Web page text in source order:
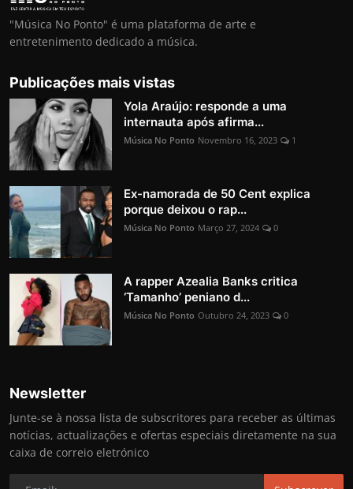
"Música No Ponto" é uma plataforma de arte e
entretenimento dedicado a música.
Publicações mais vistas
Yola Araújo: responde a uma
internauta após afirma...
Música No Ponto Novembro 16, 2023 1
Ex-namorada de 50 Cent explica
porque deixou o rap...
Música No Ponto Março 27, 2024 0
A rapper Azealia Banks critica
‘Tamanho’ peniano d...
Música No Ponto Outubro 24, 2023 0
Newsletter
Junte-se à nossa lista de subscritores para receber as últimas
notícias, actualizações e ofertas especiais diretamente na sua
caixa de correio eletrónico